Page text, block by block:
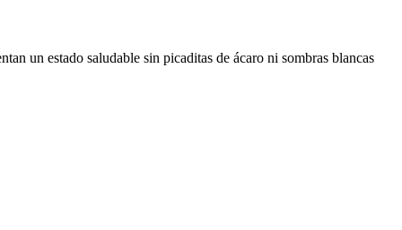
un estado saludable sin picaditas de ácaro ni sombras blancas